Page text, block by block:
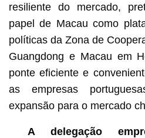
resiliente do mercado,
papel de Macau como
políticas da Zona de
Guangdong e Macau em
ponte eficiente e
as empresas
expansão para o mercado
A delegação